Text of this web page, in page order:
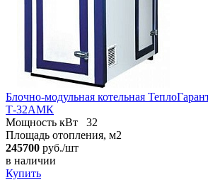
Блочно-модульная котельная
Т-32АМК
Мощность кВт
32
Площадь отопления, м2
245700 руб./шт
в наличии
Купить